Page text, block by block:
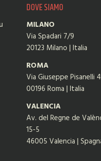
DOVE SIAMO
MILANO
Via Spadari 7/9
20123 Milano | Italia
ROMA
Via Giuseppe Pisanelli 4
00196 Roma | Italia
VALENCIA
Av. del Regne de
15-5
46005 Valencia |